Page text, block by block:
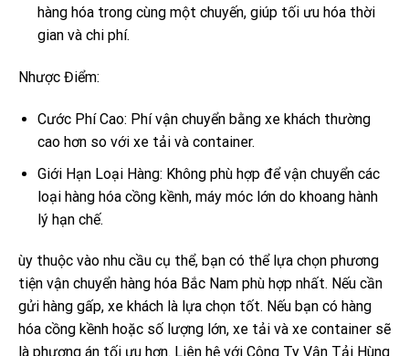
hàng hóa trong cùng một chuyến, giúp tối ưu hóa thời
gian và chi phí.
Nhược Điểm:
Cước Phí Cao: Phí vận chuyển bằng xe khách thường
cao hơn so với xe tải và container.
Giới Hạn Loại Hàng: Không phù hợp để vận chuyển các
loại hàng hóa cồng kềnh, máy móc lớn do khoang hành
lý hạn chế.
ùy thuộc vào nhu cầu cụ thể, bạn có thể lựa chọn phương
tiện vận chuyển hàng hóa Bắc Nam phù hợp nhất. Nếu cần
gửi hàng gấp, xe khách là lựa chọn tốt. Nếu bạn có hàng
hóa cồng kềnh hoặc số lượng lớn, xe tải và xe container sẽ
là phương án tối ưu hơn. Liên hệ với Công Ty Vận Tải Hùng